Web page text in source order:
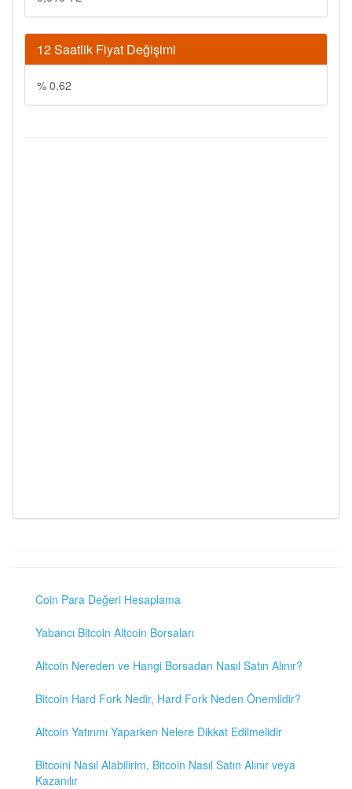
12 Saatlik Fiyat Değişimi
% 0,62
Coin Para Değeri Hesaplama
Yabancı Bitcoin Altcoin Borsaları
Altcoin Nereden ve Hangi Borsadan Nasıl Satın Alınır?
Bitcoin Hard Fork Nedir, Hard Fork Neden Önemlidir?
Altcoin Yatırımı Yaparken Nelere Dikkat Edilmelidir
Bitcoini Nasıl Alabilirim, Bitcoin Nasıl Satın Alınır veya
Kazanılır